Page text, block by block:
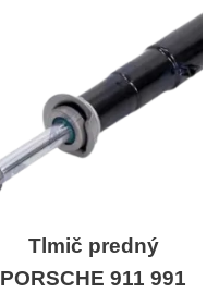
Tlmič predný
PORSCHE 911 991